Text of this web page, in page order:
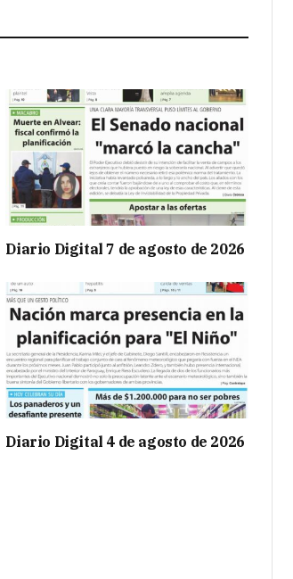
Diario Digital 7 de agosto de 2026
Diario Digital 4 de agosto de 2026